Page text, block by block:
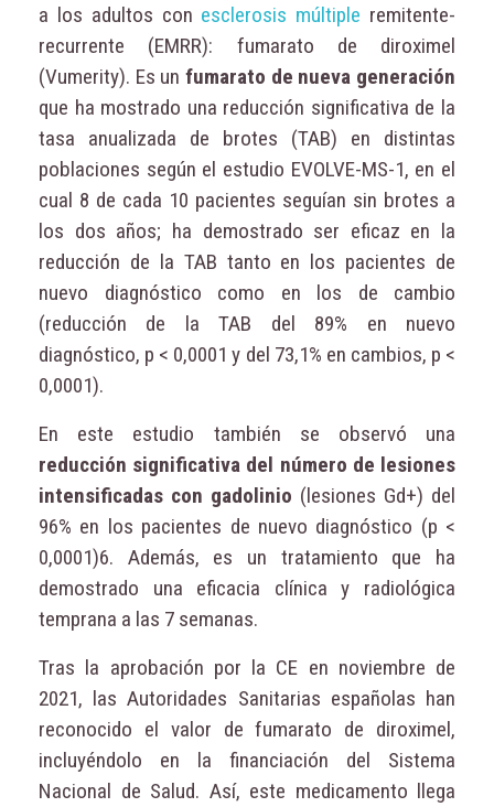
a los adultos con esclerosis múltiple remitente-
recurrente (EMRR): fumarato de diroximel
(Vumerity). Es un fumarato de nueva generación
que ha mostrado una reducción significativa de la
tasa anualizada de brotes (TAB) en distintas
poblaciones según el estudio EVOLVE-MS-1, en el
cual 8 de cada 10 pacientes seguían sin brotes a
los dos años; ha demostrado ser eficaz en la
reducción de la TAB tanto en los pacientes de
nuevo diagnóstico como en los de cambio
(reducción de la TAB del 89% en nuevo
diagnóstico, p < 0,0001 y del 73,1% en cambios, p <
0,0001).
En este estudio también se observó una
reducción significativa del número de lesiones
intensificadas con gadolinio (lesiones Gd+) del
96% en los pacientes de nuevo diagnóstico (p <
0,0001)6. Además, es un tratamiento que ha
demostrado una eficacia clínica y radiológica
temprana a las 7 semanas.
Tras la aprobación por la CE en noviembre de
2021, las Autoridades Sanitarias españolas han
reconocido el valor de fumarato de diroximel,
incluyéndolo en la financiación del Sistema
Nacional de Salud. Así, este medicamento llega